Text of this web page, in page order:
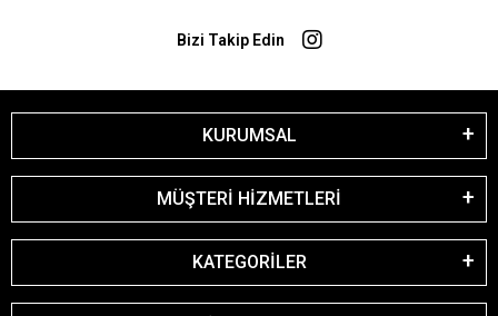
Bizi Takip Edin
KURUMSAL
MÜŞTERİ HİZMETLERİ
KATEGORİLER